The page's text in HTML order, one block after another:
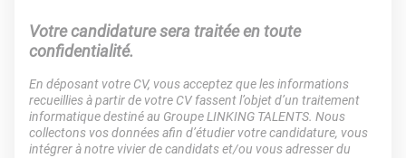
Votre candidature sera traitée en toute
confidentialité.
En déposant votre CV, vous acceptez que les informations
recueillies à partir de votre CV fassent l’objet d’un traitement
informatique destiné au Groupe LINKING TALENTS. Nous
collectons vos données afin d’étudier votre candidature, vous
intégrer à notre vivier de candidats et/ou vous adresser du